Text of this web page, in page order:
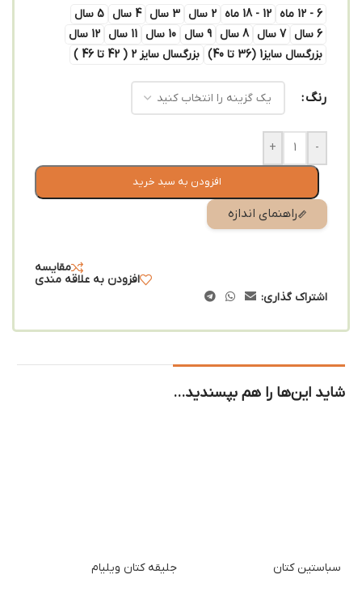
6 - 12 ماه 12 - 18 ماه 2 سال 3 سال 4 سال
5 سال
6 سال
7 سال 8 سال 9 سال 10 سال 11 سال
12 سال
بزرگسال سایز1 (36 تا 40)
بزرگسال سایز 2 ( 42 تا 46 )
رنگ
-
+
افزودن به سبد خرید
راهنمای اندازه
مقایسه
افزودن به علاقه مندی
اشتراک گذاری:
شاید این‌ها را هم بپسندید…
سباستین کتان جلیقه کتان ویلیام